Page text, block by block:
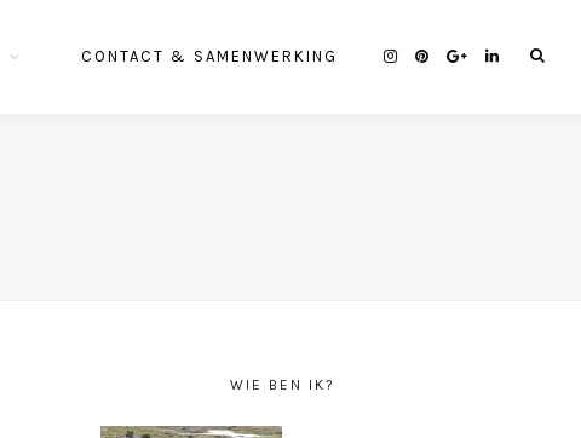
CONTACT & SAMENWERKING
WIE BEN IK?